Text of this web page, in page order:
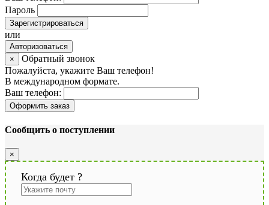
Пароль
Зарегистрироваться
или
Авторизоваться
×
Обратный звонок
Пожалуйста, укажите Ваш телефон!
В международном формате.
Ваш телефон:
Оформить заказ
Сообщить о поступлении
×
Когда будет ?